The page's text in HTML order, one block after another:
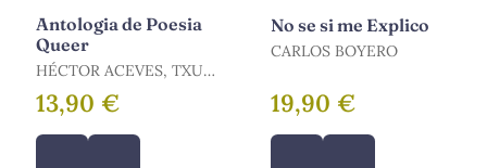
Antologia de Poesia
Queer
HÉCTOR ACEVES, TXUS
GARCÍA, BERTA GARCÍA
FAET, POL /
13,90 €
No se si me Explico
CARLOS BOYERO
19,90 €